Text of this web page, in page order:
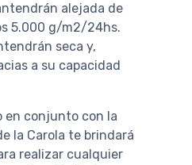
alejada de
5.000 g/m2/24hs.
seca y,
a su capacidad
en conjunto con la
la Carola te brindará
realizar cualquier